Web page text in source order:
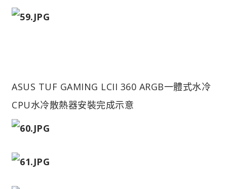
ASUS TUF GAMING LCII 360 ARGB一體式水冷
CPU水冷散熱器安裝完成示意